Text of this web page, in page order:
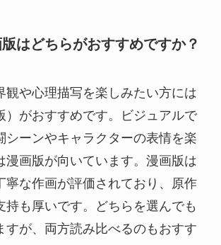
はどちらがおすすめですか？
観や心理描写を楽しみたい方には
）がおすすめです。ビジュアルで
シーンやキャラクターの表情を楽
漫画版が向いています。漫画版は
寧な作画が評価されており、原作
持も厚いです。どちらを選んでも
すが、両方読み比べるのもおすす